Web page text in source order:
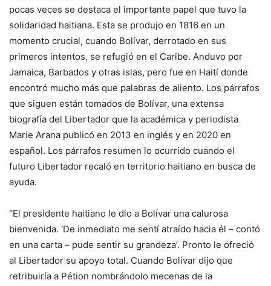
pocas veces se destaca el importante papel que tuvo la
solidaridad haitiana. Esta se produjo en 1816 en un
momento crucial, cuando Bolívar, derrotado en sus
primeros intentos, se refugió en el Caribe. Anduvo por
Jamaica, Barbados y otras islas, pero fue en Haití donde
encontró mucho más que palabras de aliento. Los párrafos
que siguen están tomados de Bolívar, una extensa
biografía del Libertador que la académica y periodista
Marie Arana publicó en 2013 en inglés y en 2020 en
español. Los párrafos resumen lo ocurrido cuando el
futuro Libertador recaló en territorio haitiano en busca de
ayuda.
“El presidente haitiano le dio a Bolívar una calurosa
bienvenida. ‘De inmediato me sentí atraído hacia él – contó
en una carta – pude sentir su grandeza’. Pronto le ofreció
al Libertador su apoyo total. Cuando Bolívar dijo que
retribuiría a Pétion nombrándolo mecenas de la